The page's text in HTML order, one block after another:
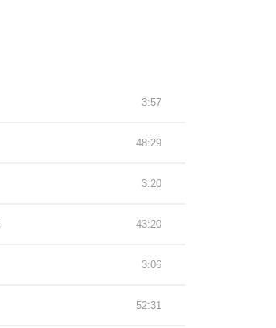
3:57
48:29
3:20
43:20
3:06
52:31